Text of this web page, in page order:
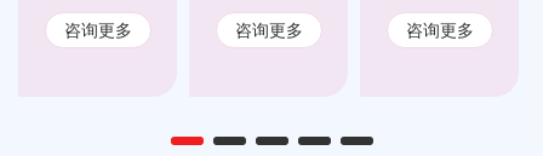
咨询更多 咨询更多 咨询更多